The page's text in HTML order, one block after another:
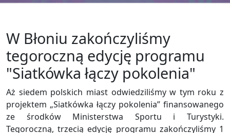
W Błoniu zakończyliśmy
tegoroczną edycję programu
"Siatkówka łączy pokolenia"
Aż siedem polskich miast odwiedziliśmy w tym roku z
projektem „Siatkówka łączy pokolenia” finansowanego
ze środków Ministerstwa Sportu i Turystyki.
Tegoroczną, trzecią edycję programu zakończyliśmy 1